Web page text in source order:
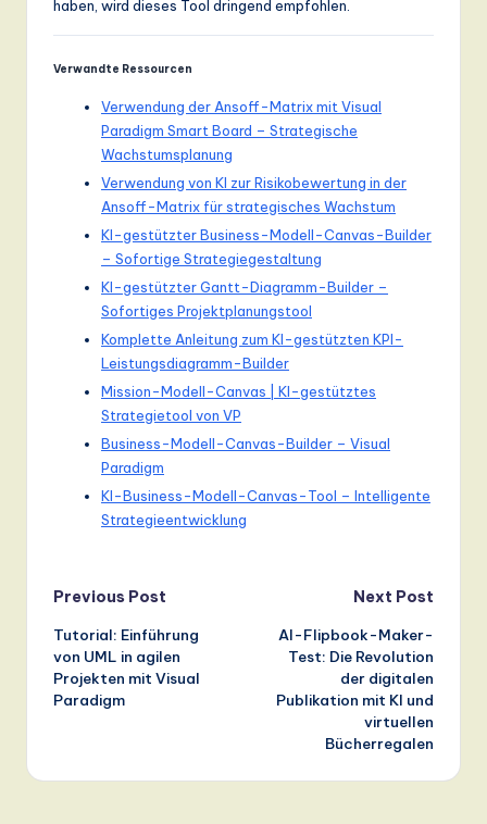
haben, wird dieses Tool dringend empfohlen.
Verwandte Ressourcen
Verwendung der Ansoff-Matrix mit Visual
Paradigm Smart Board – Strategische
Wachstumsplanung
Verwendung von KI zur Risikobewertung in der
Ansoff-Matrix für strategisches Wachstum
KI-gestützter Business-Modell-Canvas-Builder
– Sofortige Strategiegestaltung
KI-gestützter Gantt-Diagramm-Builder –
Sofortiges Projektplanungstool
Komplette Anleitung zum KI-gestützten KPI-
Leistungsdiagramm-Builder
Mission-Modell-Canvas | KI-gestütztes
Strategietool von VP
Business-Modell-Canvas-Builder – Visual
Paradigm
KI-Business-Modell-Canvas-Tool – Intelligente
Strategieentwicklung
Post
navigation
Previous Post
Tutorial: Einführung
von UML in agilen
Projekten mit Visual
Paradigm
Next Post
AI-Flipbook-Maker-
Test: Die Revolution
der digitalen
Publikation mit KI und
virtuellen
Bücherregalen